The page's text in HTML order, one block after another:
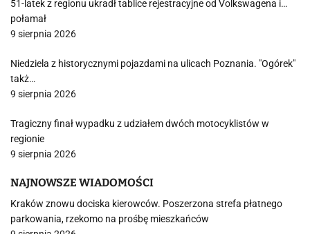
51-latek z regionu ukradł tablice rejestracyjne od Volkswagena i…
połamał
9 sierpnia 2026
Niedziela z historycznymi pojazdami na ulicach Poznania. "Ogórek"
takż…
9 sierpnia 2026
Tragiczny finał wypadku z udziałem dwóch motocyklistów w
regionie
9 sierpnia 2026
NAJNOWSZE WIADOMOŚCI
Kraków znowu dociska kierowców. Poszerzona strefa płatnego
parkowania, rzekomo na prośbę mieszkańców